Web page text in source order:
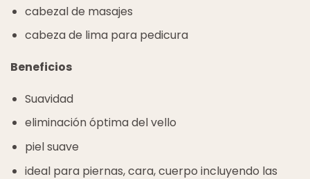
cabezal de masajes
cabeza de lima para pedicura
Beneficios
Suavidad
eliminación óptima del vello
piel suave
ideal para piernas, cara, cuerpo incluyendo las